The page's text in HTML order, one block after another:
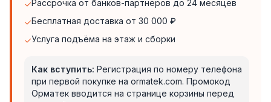
✓Рассрочка от банков-партнёров до 24 месяцев
✓Бесплатная доставка от 30 000 ₽
✓Услуга подъёма на этаж и сборки
Как вступить: Регистрация по номеру телефона
при первой покупке на ormatek.com. Промокод
Орматек вводится на странице корзины перед